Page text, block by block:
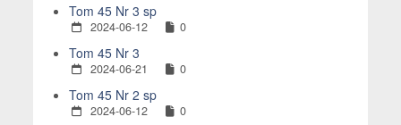
Tom 45 Nr 3 sp
2024-06-12 0
Tom 45 Nr 3
2024-06-21 0
Tom 45 Nr 2 sp
2024-06-12 0